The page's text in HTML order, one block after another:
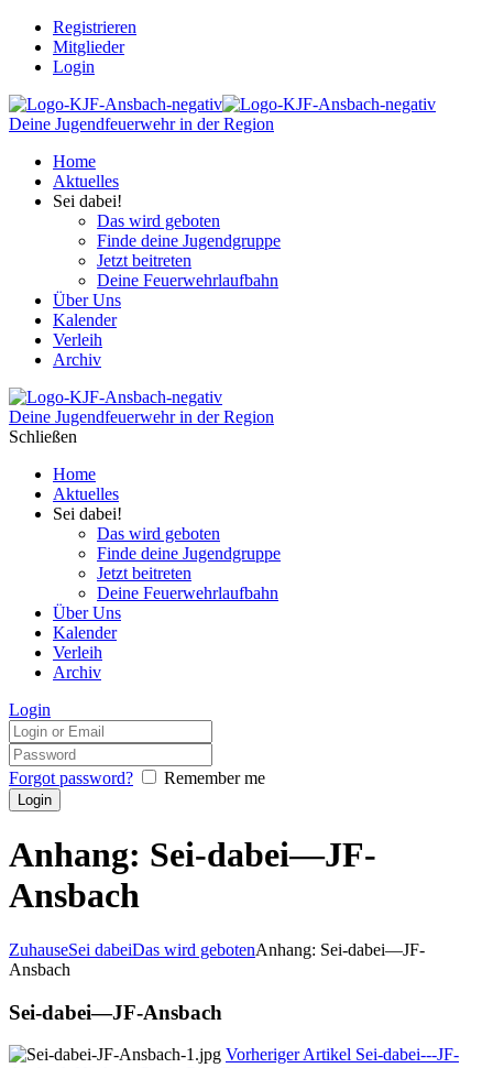
Registrieren
Mitglieder
Login
Deine Jugendfeuerwehr in der Region
Home
Aktuelles
Sei dabei!
Das wird geboten
Finde deine Jugendgruppe
Jetzt beitreten
Deine Feuerwehrlaufbahn
Über Uns
Kalender
Verleih
Archiv
Deine Jugendfeuerwehr in der Region
Schließen
Home
Aktuelles
Sei dabei!
Das wird geboten
Finde deine Jugendgruppe
Jetzt beitreten
Deine Feuerwehrlaufbahn
Über Uns
Kalender
Verleih
Archiv
Login
Forgot password? Remember me
Anhang: Sei-dabei—JF-
Ansbach
ZuhauseSei dabeiDas wird gebotenAnhang: Sei-dabei—JF-
Ansbach
Sei-dabei—JF-Ansbach
Vorheriger Artikel Sei-dabei---JF-